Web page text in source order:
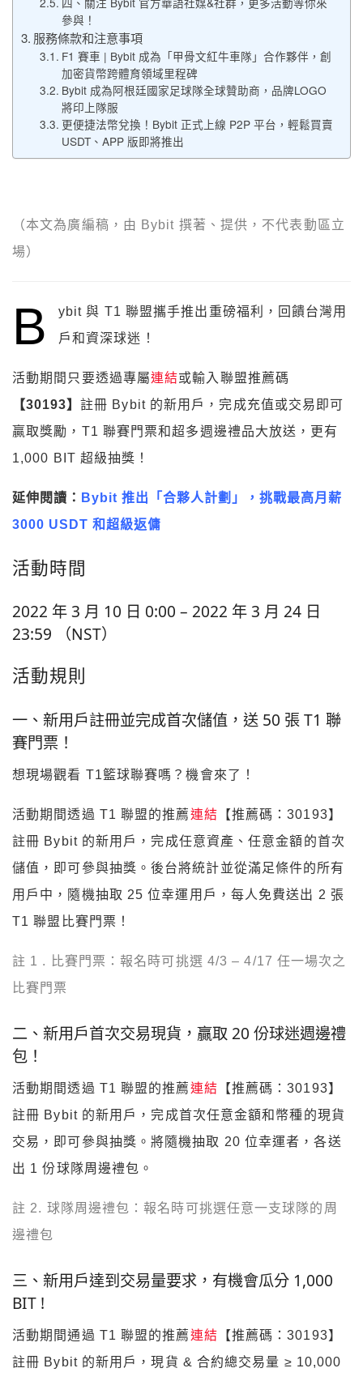
參與！
服務條款和注意事項
F1 賽車 | Bybit 成為「甲骨文紅牛車隊」合作夥伴，創
加密貨幣跨體育領域里程碑
Bybit 成為阿根廷國家足球隊全球贊助商，品牌LOGO
將印上隊服
更便捷法幣兌換！Bybit 正式上線 P2P 平台，輕鬆買賣
USDT、APP 版即將推出
（本文為廣編稿，由 Bybit 撰著、提供，不代表動區立
場）
B
ybit 與 T1 聯盟攜手推出重磅福利，回饋台灣用
戶和資深球迷！
活動期間只要透過專屬連結或輸入聯盟推薦碼
【30193】 註冊 Bybit 的新用戶，完成充值或交易即可
贏取獎勵，T1 聯賽門票和超多週邊禮品大放送，更有
1,000 BIT 超級抽獎！
延伸閱讀： Bybit 推出「合夥人計劃」，挑戰最高月薪
3000 USDT 和超級返傭
活動時間
2022 年 3 月 10 日 0:00 – 2022 年 3 月 24 日
23:59 （NST）
活動規則
一、新用戶註冊並完成首次儲值，送 50 張 T1 聯
賽門票！
想現場觀看 T1籃球聯賽嗎？機會來了！
活動期間透過 T1 聯盟的推薦連結 【推薦碼：30193】
註冊 Bybit 的新用戶，完成任意資產、任意金額的首次
儲值，即可參與抽獎。後台將統計並從滿足條件的所有
用戶中，隨機抽取 25 位幸運用戶，每人免費送出 2 張
T1 聯盟比賽門票！
註 1 . 比賽門票：報名時可挑選 4/3 – 4/17 任一場次之
比賽門票
二、新用戶首次交易現貨，贏取 20 份球迷週邊禮
包！
活動期間透過 T1 聯盟的推薦連結 【推薦碼：30193】
註冊 Bybit 的新用戶，完成首次任意金額和幣種的現貨
交易，即可參與抽獎。將隨機抽取 20 位幸運者，各送
出 1 份球隊周邊禮包。
註 2. 球隊周邊禮包：報名時可挑選任意一支球隊的周
邊禮包
三、新用戶達到交易量要求，有機會瓜分 1,000
BIT !
活動期間通過 T1 聯盟的推薦連結 【推薦碼：30193】
註冊 Bybit 的新用戶，現貨 & 合約總交易量 ≥ 10,000